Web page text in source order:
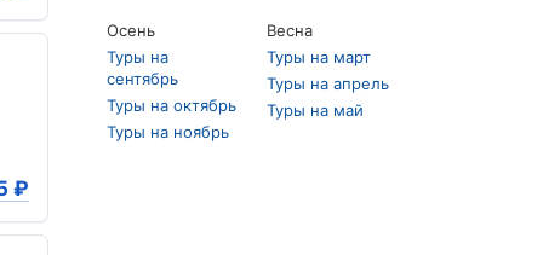
₽
Осень
Туры на
сентябрь
Туры на октябрь
Туры на ноябрь
Весна
Туры на март
Туры на апрель
Туры на май